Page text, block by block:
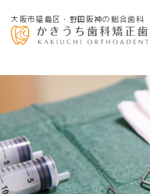
大阪市福島区・野田阪神の総合歯科